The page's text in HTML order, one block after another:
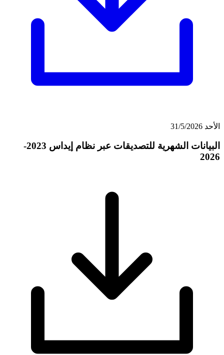
الأحد 31/5/2026
البيانات الشهرية للتصديقات عبر نظام إيداس 2023-
2026